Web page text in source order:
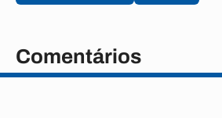
Comentários